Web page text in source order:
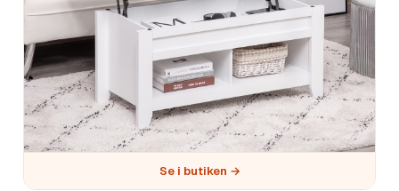
Se i butiken →